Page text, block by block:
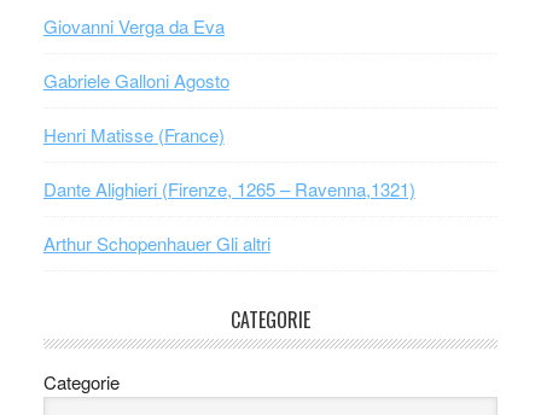
Giovanni Verga da Eva
Gabriele Galloni Agosto
Henri Matisse (France)
Dante Alighieri (Firenze, 1265 – Ravenna,1321)
Arthur Schopenhauer Gli altri
CATEGORIE
Categorie